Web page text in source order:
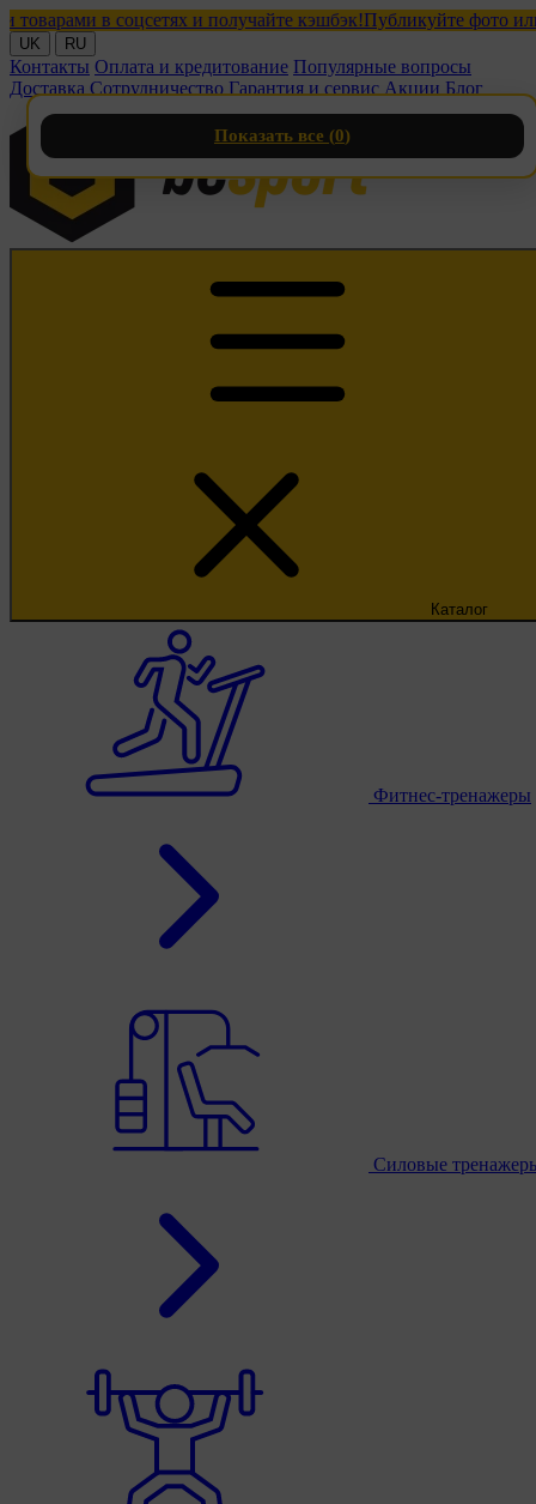
в соцсетях и получайте кэшбэк!Публикуйте фото или
UK RU
Контакты Оплата и кредитование Популярные вопросы
Доставка Сотрудничество Гарантия и сервис Акции Блог
Каталог
Фитнес-тренажеры
Силовые
Показать все (0)